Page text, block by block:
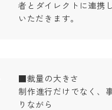
者とダイレクトに連携
いただきます。
■裁量の大きさ
制作進行だけでなく、
りながら